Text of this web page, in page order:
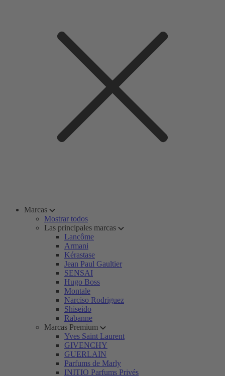
Marcas
Mostrar todos
Las principales marcas
Lancôme
Armani
Kérastase
Jean Paul Gaultier
SENSAI
Hugo Boss
Montale
Narciso Rodriguez
Shiseido
Rabanne
Marcas Premium
Yves Saint Laurent
GIVENCHY
GUERLAIN
Parfums de Marly
INITIO Parfums Privés